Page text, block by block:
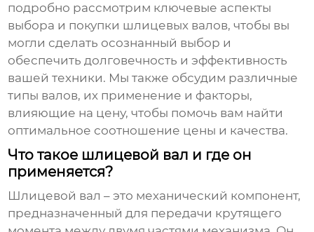
подробно рассмотрим ключевые аспекты
выбора и покупки шлицевых валов, чтобы вы
могли сделать осознанный выбор и
обеспечить долговечность и эффективность
вашей техники. Мы также обсудим различные
типы валов, их применение и факторы,
влияющие на цену, чтобы помочь вам найти
оптимальное соотношение цены и качества.
Что такое шлицевой вал и где он
применяется?
Шлицевой вал – это механический компонент,
предназначенный для передачи крутящего